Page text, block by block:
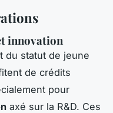
innovation
du statut de jeune
de crédits
pour
axé sur la R&D. Ces